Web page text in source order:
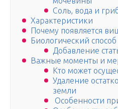
Соль, вода и
Характеристики
Почему появляется
Биологический способ
Добавление
Важные моменты и
Кто может
Удаление
земли
Особенности